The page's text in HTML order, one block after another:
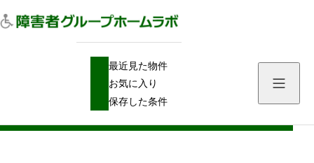
最近見た物件
お気に入り
保存した条件
難病で障害年金を申請する身体障害者のポイントや注意点
難病で障害年金を申請する身体障害者のポ
イントや注意点